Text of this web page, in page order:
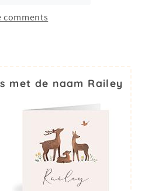
comments
met de naam Railey